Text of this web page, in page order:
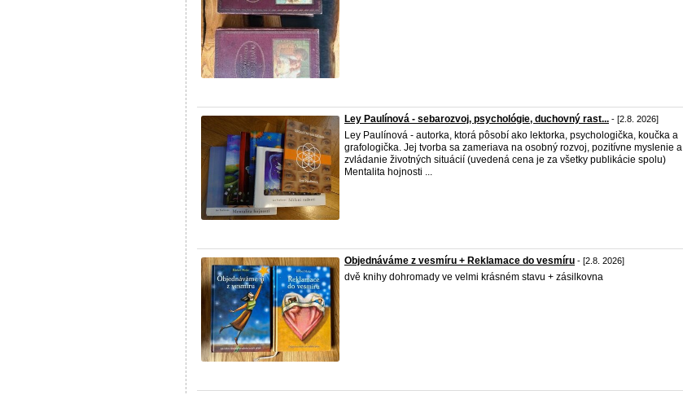
Ley Paulínová - sebarozvoj, psychológie, duchovný rast... - [2.8. 2026]
Ley Paulínová - autorka, ktorá pôsobí ako lektorka, psychologička, koučka a
grafologička. Jej tvorba sa zameriava na osobný rozvoj, pozitívne myslenie a
zvládanie životných situácií (uvedená cena je za všetky publikácie spolu)
Mentalita hojnosti ...
Objednáváme z vesmíru + Reklamace do vesmíru - [2.8. 2026]
dvě knihy dohromady ve velmi krásném stavu + zásilkovna